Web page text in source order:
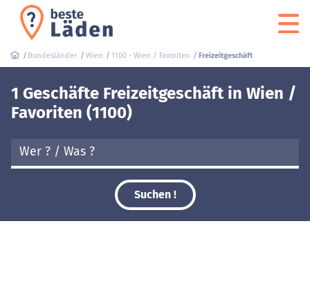
Bundesländer Wien 1100 - Wien / Favoriten Freizeitgeschäft
1 Geschäfte Freizeitgeschäft in Wien /
Favoriten (1100)
Suchen !